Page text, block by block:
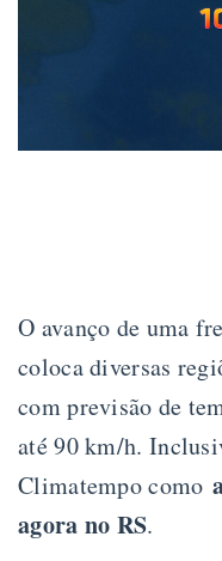
O avanço de uma
coloca diversas
com previsão de
até 90 km/h.
Climatempo como
agora no RS.